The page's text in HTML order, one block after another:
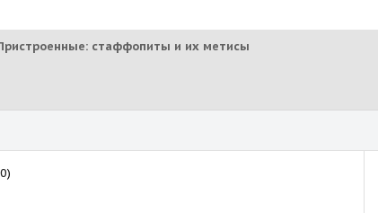
стаффопиты и их метисы